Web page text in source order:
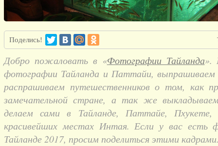
Поделись!
Добро пожаловать в «Фотографии Тайланда».
фотографии Тайланда и Паттайи, выпрашиваем
распрашиваем путешественников о том, как
замечательной стране, а так же
делаем сами в Тайланде, Паттайе,
красивейших местах Интая. Если у вас есть
Тайланде 2017, просим поделиться этими